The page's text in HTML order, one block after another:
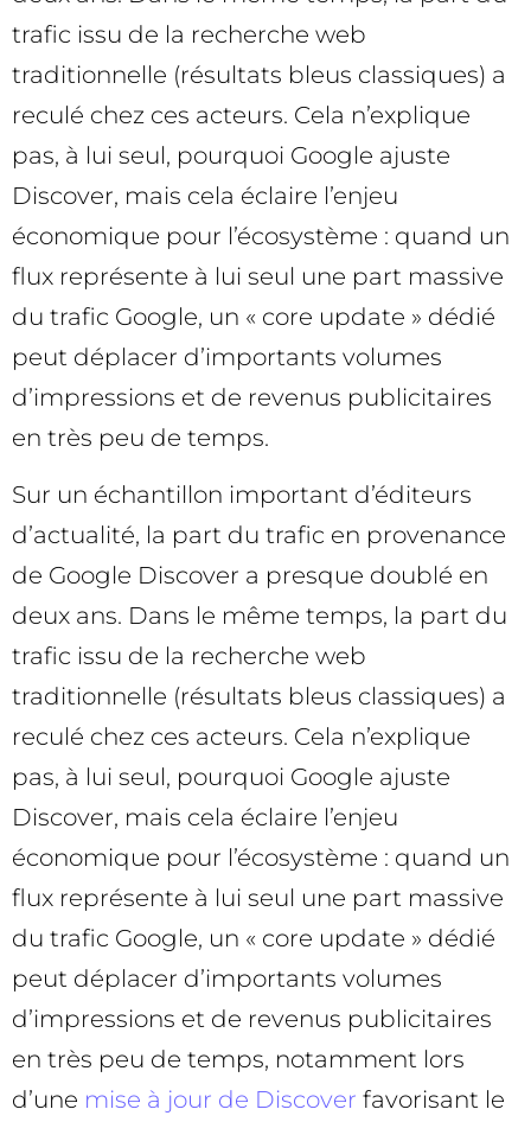
trafic issu de la recherche web
traditionnelle (résultats bleus classiques) a
reculé chez ces acteurs. Cela n’explique
pas, à lui seul, pourquoi Google ajuste
Discover, mais cela éclaire l’enjeu
économique pour l’écosystème : quand un
flux représente à lui seul une part massive
du trafic Google, un « core update » dédié
peut déplacer d’importants volumes
d’impressions et de revenus publicitaires
en très peu de temps.
Sur un échantillon important d’éditeurs
d’actualité, la part du trafic en provenance
de Google Discover a presque doublé en
deux ans. Dans le même temps, la part du
trafic issu de la recherche web
traditionnelle (résultats bleus classiques) a
reculé chez ces acteurs. Cela n’explique
pas, à lui seul, pourquoi Google ajuste
Discover, mais cela éclaire l’enjeu
économique pour l’écosystème : quand un
flux représente à lui seul une part massive
du trafic Google, un « core update » dédié
peut déplacer d’importants volumes
d’impressions et de revenus publicitaires
en très peu de temps, notamment lors
d’une mise à jour de Discover favorisant le